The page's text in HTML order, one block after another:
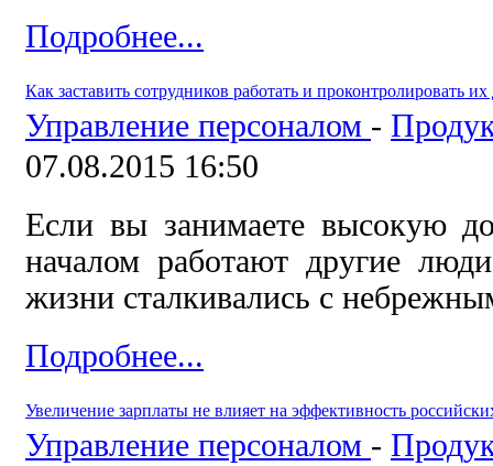
Подробнее...
Как заставить сотрудников работать и проконтролировать их
Управление персоналом -
07.08.2015 16:50
Если вы занимаете высокую
началом работают другие
жизни сталкивались с
Подробнее...
Увеличение зарплаты не влияет на эффективность
Управление персоналом -